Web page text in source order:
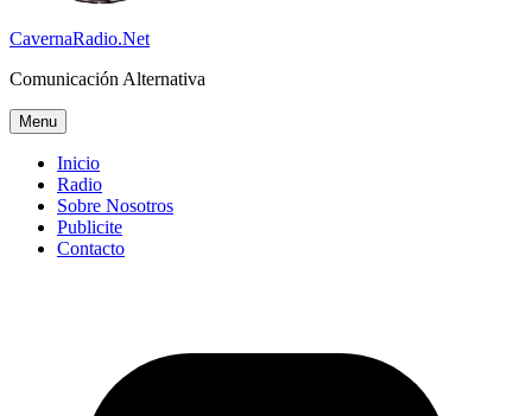
CavernaRadio.Net
Comunicación Alternativa
Menu
Inicio
Radio
Sobre Nosotros
Publicite
Contacto